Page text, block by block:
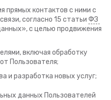
прямых контактов с ними с
согласно 15 статьи ФЗ
с целью продвижения
включая обработку
Пользователя;
и разработка новых услуг;
данных Пользователей